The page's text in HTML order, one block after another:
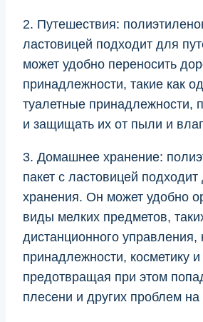
2. Путешествия:
ластовицей подходит для
может удобно переносить
принадлежности, такие как
туалетные принадлежности,
и защищать их от пыли и
3. Домашнее хранение:
пакет с ластовицей
хранения. Он может удобно
виды мелких предметов,
дистанционного управления,
принадлежности, косметику и
предотвращая при этом
плесени и других проблем